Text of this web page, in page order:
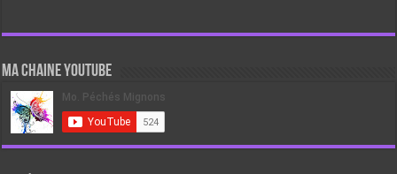
Ma chaine Youtube